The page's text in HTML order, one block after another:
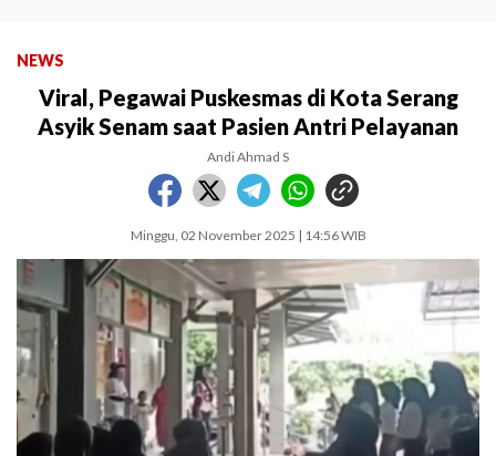
NEWS
Viral, Pegawai Puskesmas di Kota Serang
Asyik Senam saat Pasien Antri Pelayanan
Andi Ahmad S
Minggu, 02 November 2025 | 14:56 WIB